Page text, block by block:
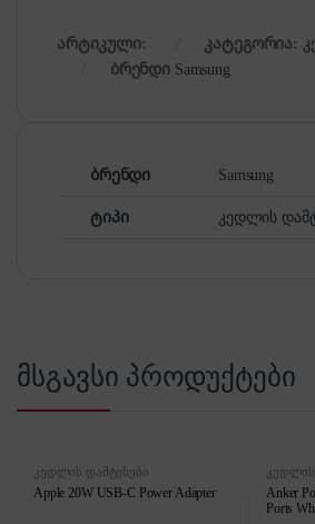
არტიკული: კატეგორია:
ბრენდი Samsung
ბრენდი Samsung
ტიპი კედლის
მსგავსი პროდუქტები
კედლის დამტენები
Apple 20W USB-C Power Adapter
კედლის
Anker
Ports